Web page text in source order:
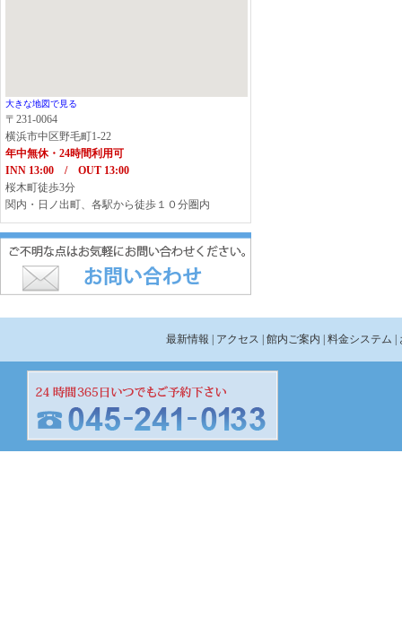
大きな地図で見る
〒231-0064
横浜市中区野毛町1-22
年中無休・24時間利用可
INN 13:00 / OUT 13:00
桜木町徒歩3分
関内・日ノ出町、各駅から徒歩１０分圏内
最新情報 | アクセス | 館内ご案内 | 料金システム